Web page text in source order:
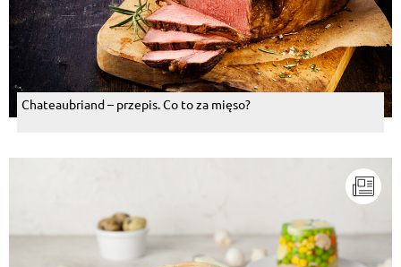
Chateaubriand – przepis. Co to za mięso?